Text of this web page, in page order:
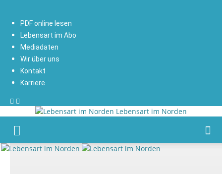
PDF online lesen
Lebensart im Abo
Mediadaten
Wir über uns
Kontakt
Karriere
Lebensart im Norden